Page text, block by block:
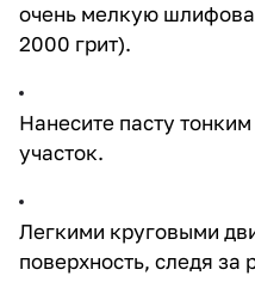
очень мелкую
2000 грит).
Нанесите пасту
участок.
Легкими круговыми
поверхность, следя за